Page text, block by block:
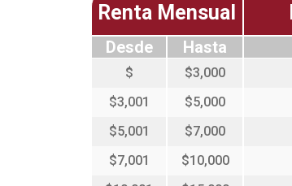
Renta Mensual
Desde Hasta
$
$3,000
$3,001
$5,000
$5,001
$7,000
$7,001
$10,000